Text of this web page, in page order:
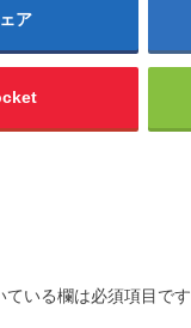
ア
ている欄は必須項目です